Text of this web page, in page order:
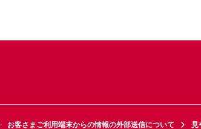
お客さまご利用端末からの情報の外部送信について
見